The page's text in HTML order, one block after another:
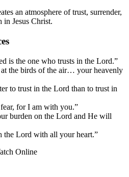
an atmosphere of trust, surrender,
Jesus Christ.
is the one who trusts in the Lord.”
the birds of the air… your heavenly
to trust in the Lord than to trust in
for I am with you.”
burden on the Lord and He will
the Lord with all your heart.”
Online